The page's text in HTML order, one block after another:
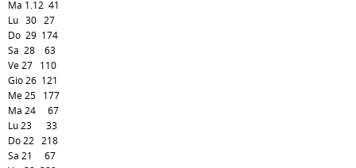
Ma 1.12 41
Lu 30 27
Do 29 174
Sa 28 63
Ve 27 110
Gio 26 121
Me 25 177
Ma 24 67
Lu 23 33
Do 22 218
Sa 21 67